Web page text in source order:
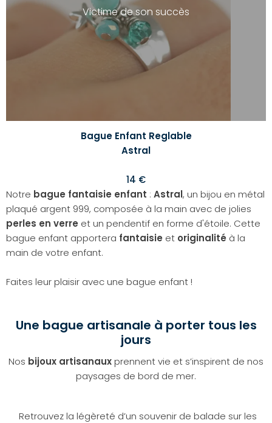
Notre bague fantaisie enfant : Astral, un bijou en métal
plaqué argent 999, composée à la main avec de jolies
perles en verre et un pendentif en forme d'étoile. Cette
bague enfant apportera fantaisie et originalité à la
main de votre enfant.
Faites leur plaisir avec une bague enfant !
Victime de son succès
Bague Enfant Reglable
Astral
14 €
Une bague artisanale à porter tous les
jours
Nos bijoux artisanauxprennent vie et s’inspirent de nos
paysages de bord de mer.
Retrouvez la légèreté d’un souvenir de balade sur les